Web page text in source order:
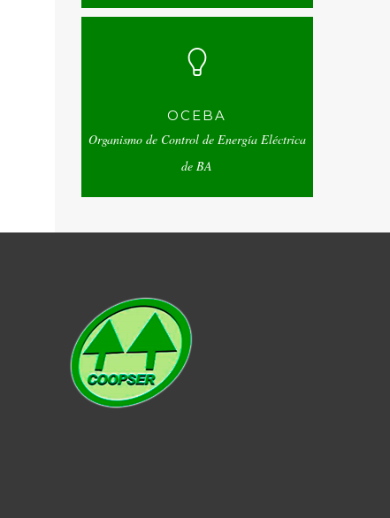
OCEBA
Organismo de Control de Energía Eléctrica
de BA